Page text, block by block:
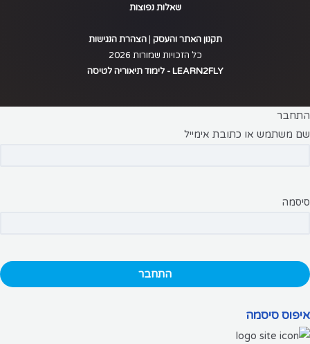
שאלות נפוצות
תקנון האתר והעסק |הצהרת הנגישות
כל הזכויות שמורות 2026
LEARN2FLY - לימוד תיאוריה לטיסה
התחבר
שם משתמש או כתובת אימייל
סיסמה
איפוס סיסמה